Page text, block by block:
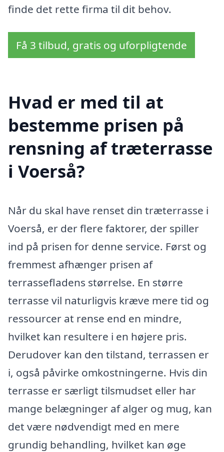
finde det rette firma til dit behov.
Få 3 tilbud, gratis og uforpligtende
Hvad er med til at
bestemme prisen på
rensning af træterrasse
i Voerså?
Når du skal have renset din træterrasse i
Voerså, er der flere faktorer, der spiller
ind på prisen for denne service. Først og
fremmest afhænger prisen af
terrassefladens størrelse. En større
terrasse vil naturligvis kræve mere tid og
ressourcer at rense end en mindre,
hvilket kan resultere i en højere pris.
Derudover kan den tilstand, terrassen er
i, også påvirke omkostningerne. Hvis din
terrasse er særligt tilsmudset eller har
mange belægninger af alger og mug, kan
det være nødvendigt med en mere
grundig behandling, hvilket kan øge